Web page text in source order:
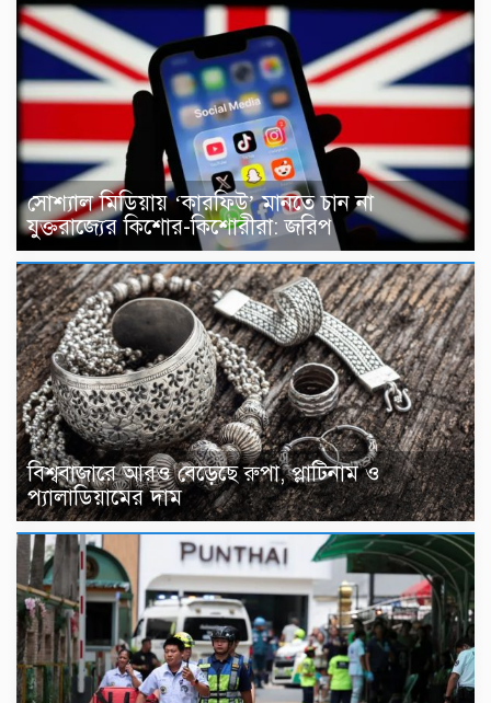
সোশ্যাল মিডিয়ায় ‘কারফিউ’ মানতে চান না
যুক্তরাজ্যের কিশোর-কিশোরীরা: জরিপ
বিশ্ববাজারে আরও বেড়েছে রুপা, প্লাটিনাম ও
প্যালাডিয়ামের দাম